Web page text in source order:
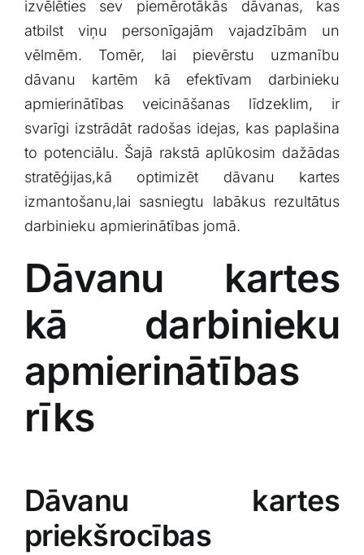
izvēlēties sev ‍piemērotākās dāvanas, kas
atbilst viņu personīgajām vajadzībām un
vēlmēm.⁢ Tomēr, lai pievērstu‍ uzmanību
dāvanu kartēm kā efektīvam ‍darbinieku
apmierinātības ‌veicināšanas līdzeklim, ir
svarīgi izstrādāt radošas idejas, kas paplašina
to potenciālu. Šajā rakstā aplūkosim dažādas
stratēģijas,kā optimizēt dāvanu kartes
izmantošanu,lai⁤ sasniegtu labākus rezultātus
darbinieku apmierinātības‌ jomā.
Dāvanu kartes
kā ​darbinieku‌
apmierinātības
rīks
Dāvanu kartes
priekšrocības